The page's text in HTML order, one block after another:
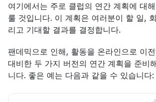
여기에서는 주로 클럽의 연간 계획에 대
룰 것입니다. 이 계획은 여러분이 할 일,
리고 기대할 결과를 결정합니다.
팬데믹으로 인해, 활동을 온라인으로 이
대비한 두 가지 버전의 연간 계획을 준비
니다. 좋은 예는 다음과 같을 수 있습니다: